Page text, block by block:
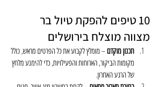
10 טיפים להפקת טיול בר
מצווה מוצלח בירושלים
תכנון מוקדם – מומלץ לקבוע את כל הפרטים מראש, כולל
מקומות הביקור, הארוחות והפעילויות, כדי להימנע מלחץ
של הרגע האחרון.